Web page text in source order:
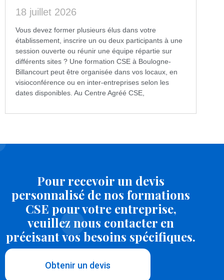
18 juillet 2026
Vous devez former plusieurs élus dans votre
établissement, inscrire un ou deux participants à une
session ouverte ou réunir une équipe répartie sur
différents sites ? Une formation CSE à Boulogne-
Billancourt peut être organisée dans vos locaux, en
visioconférence ou en inter-entreprises selon les
dates disponibles. Au Centre Agréé CSE,
Pour recevoir un devis
personnalisé de nos formations
CSE pour votre entreprise,
veuillez nous contacter en
précisant vos besoins spécifiques.
Obtenir un devis